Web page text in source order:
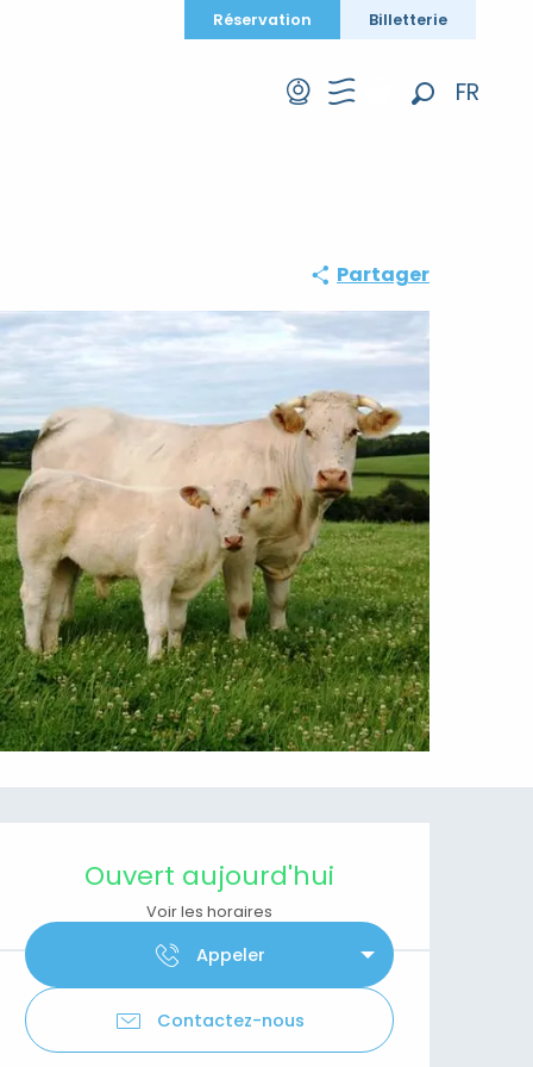
FR
Réservation Billetterie
Partager
Ouverture et coordonnées
Ouvert aujourd'hui
Voir les horaires
Appeler
Contactez-nous